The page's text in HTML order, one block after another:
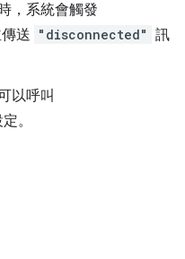
，系統會觸發
傳送 "disconnected" 訊
以呼叫
。